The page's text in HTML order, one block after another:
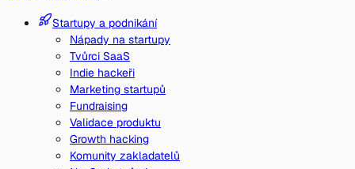
Startupy a podnikání
Nápady na startupy
Tvůrci SaaS
Indie hackeři
Marketing startupů
Fundraising
Validace produktu
Growth hacking
Komunity zakladatelů